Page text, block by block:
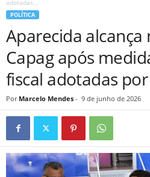
adotadas...
POLÍTICA
Aparecida alcança
Capag após
fiscal adotadas
Por Marcelo Mendes - 9 de junho de 2026